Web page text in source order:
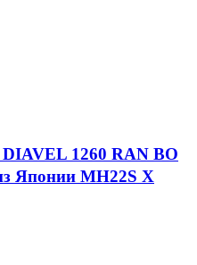
1260 RAN BO
Японии MH22S X